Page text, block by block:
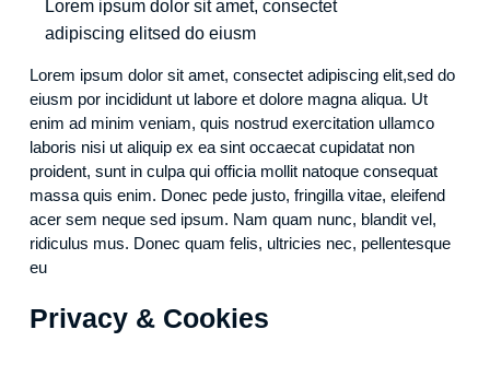
Lorem ipsum dolor sit amet, consectet
adipiscing elitsed do eiusm
Lorem ipsum dolor sit amet, consectet adipiscing elit,sed do
eiusm por incididunt ut labore et dolore magna aliqua. Ut
enim ad minim veniam, quis nostrud exercitation ullamco
laboris nisi ut aliquip ex ea sint occaecat cupidatat non
proident, sunt in culpa qui officia mollit natoque consequat
massa quis enim. Donec pede justo, fringilla vitae, eleifend
acer sem neque sed ipsum. Nam quam nunc, blandit vel,
ridiculus mus. Donec quam felis, ultricies nec, pellentesque
eu
Privacy & Cookies